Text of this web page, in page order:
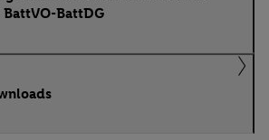
BattDG